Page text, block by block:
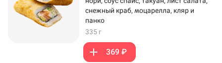
снежный краб, моцарелла, кляр и
панко
335 г
369 ₽